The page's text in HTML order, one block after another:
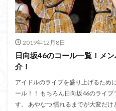
2019年12月8日
日向坂46のコール一覧！メ
介！
アイドルのライブを盛り上げるため
ール！！ もちろん日向坂46のライ
す。 あやなつ 慣れるまでが大変だ